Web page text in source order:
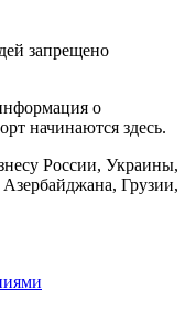
запрещено
о
начинаются здесь.
России, Украины,
Азербайджана, Грузии,